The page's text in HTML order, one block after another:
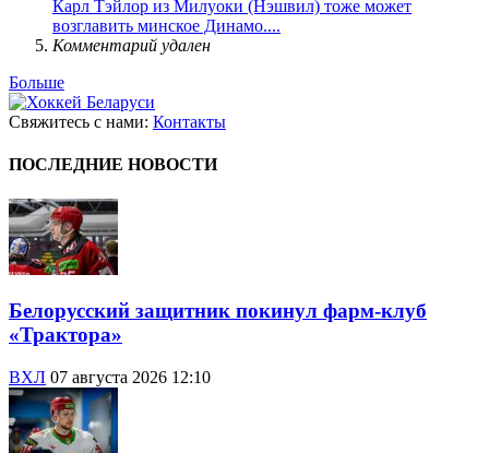
Карл Тэйлор из Милуоки (Нэшвил) тоже может
возглавить минское Динамо....
Комментарий удален
Больше
Свяжитесь с нами: Контакты
ПОСЛЕДНИЕ НОВОСТИ
Белорусский защитник покинул фарм-клуб
«Трактора»
ВХЛ 07 августа 2026 12:10